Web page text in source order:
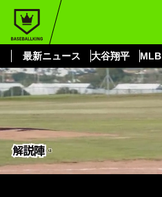
最新ニュース 大谷翔平 MLB